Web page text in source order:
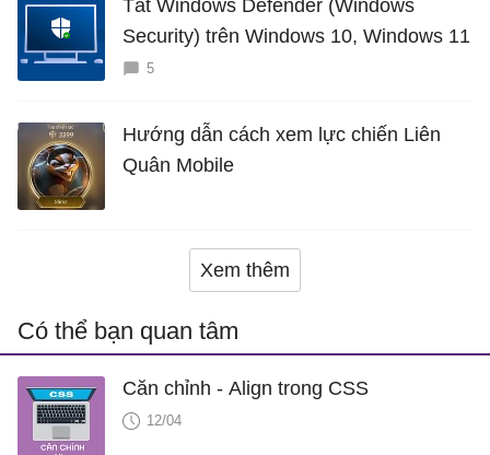
Tắt Windows Defender (Windows
Security) trên Windows 10, Windows 11
5
Hướng dẫn cách xem lực chiến Liên
Quân Mobile
Xem thêm
Có thể bạn quan tâm
Căn chỉnh - Align trong CSS
12/04